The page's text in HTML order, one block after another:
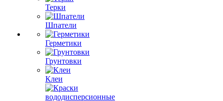
Терки
Шпатели
Герметики
Грунтовки
Клеи